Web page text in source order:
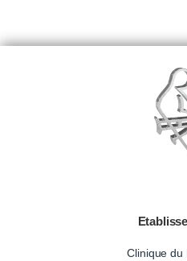
Clinique du